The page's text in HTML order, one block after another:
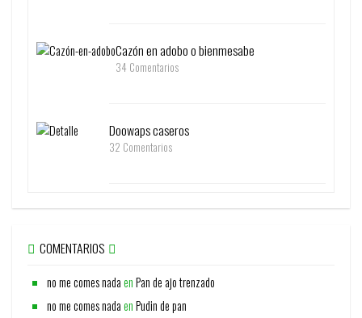
Cazón en adobo o bienmesabe
34 Comentarios
Doowaps caseros
32 Comentarios
COMENTARIOS
no me comes nadaenPan de ajo trenzado
no me comes nadaenPudin de pan